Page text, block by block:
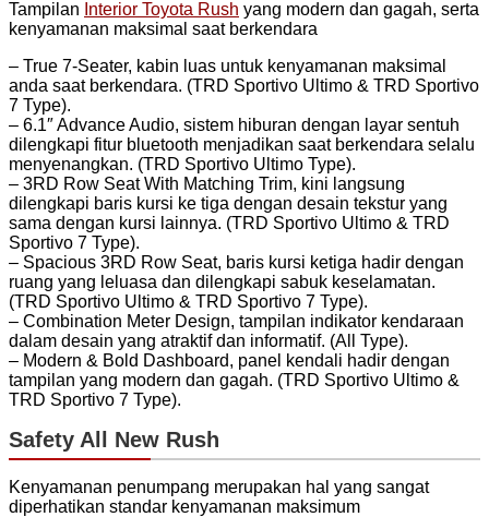
Tampilan Interior Toyota Rush yang modern dan gagah, serta
kenyamanan maksimal saat berkendara
– True 7-Seater, kabin luas untuk kenyamanan maksimal
anda saat berkendara. (TRD Sportivo Ultimo & TRD Sportivo
7 Type).
– 6.1″ Advance Audio, sistem hiburan dengan layar sentuh
dilengkapi fitur bluetooth menjadikan saat berkendara selalu
menyenangkan. (TRD Sportivo Ultimo Type).
– 3RD Row Seat With Matching Trim, kini langsung
dilengkapi baris kursi ke tiga dengan desain tekstur yang
sama dengan kursi lainnya. (TRD Sportivo Ultimo & TRD
Sportivo 7 Type).
– Spacious 3RD Row Seat, baris kursi ketiga hadir dengan
ruang yang leluasa dan dilengkapi sabuk keselamatan.
(TRD Sportivo Ultimo & TRD Sportivo 7 Type).
– Combination Meter Design, tampilan indikator kendaraan
dalam desain yang atraktif dan informatif. (All Type).
– Modern & Bold Dashboard, panel kendali hadir dengan
tampilan yang modern dan gagah. (TRD Sportivo Ultimo &
TRD Sportivo 7 Type).
Safety All New Rush
Kenyamanan penumpang merupakan hal yang sangat
diperhatikan standar kenyamanan maksimum